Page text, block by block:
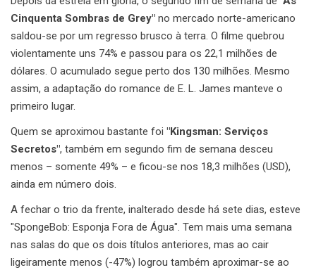
Cinquenta Sombras de Grey" no mercado norte-americano
saldou-se por um regresso brusco à terra. O filme quebrou
violentamente uns 74% e passou para os 22,1 milhões de
dólares. O acumulado segue perto dos 130 milhões. Mesmo
assim, a adaptação do romance de E. L. James manteve o
primeiro lugar.
Quem se aproximou bastante foi "Kingsman: Serviços
Secretos", também em segundo fim de semana desceu
menos – somente 49% – e ficou-se nos 18,3 milhões (USD),
ainda em número dois.
A fechar o trio da frente, inalterado desde há sete dias, esteve
"SpongeBob: Esponja Fora de Água". Tem mais uma semana
nas salas do que os dois títulos anteriores, mas ao cair
ligeiramente menos (-47%) logrou também aproximar-se ao